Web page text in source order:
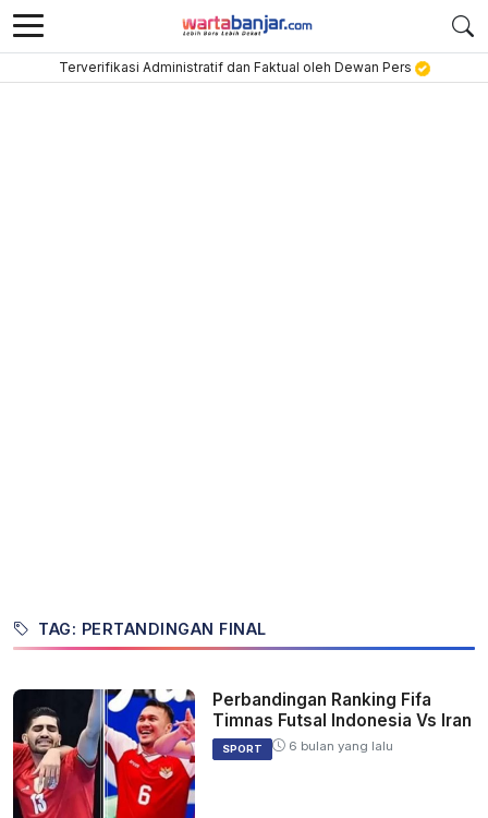
Terverifikasi Administratif dan Faktual oleh Dewan Pers
TAG: PERTANDINGAN FINAL
Perbandingan Ranking Fifa
Timnas Futsal Indonesia Vs Iran
SPORT 6 bulan yang lalu